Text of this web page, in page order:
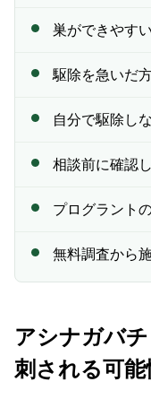
プログラントの
— 熊本・佐賀・
業者へ相談する
— 誤解1. アシ
巣ができやす
駆除を急いだ
自分で駆除し
相談前に確認
プログラント
無料調査から
アシナガバ
刺される可